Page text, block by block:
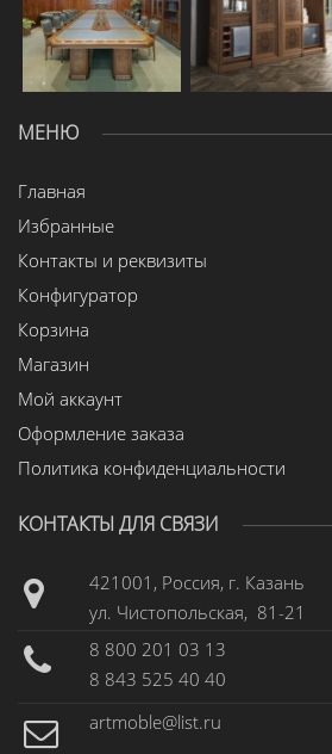
МЕНЮ
Главная
Избранные
Контакты и реквизиты
Конфигуратор
Корзина
Магазин
Мой аккаунт
Оформление заказа
Политика конфиденциальности
КОНТАКТЫ ДЛЯ СВЯЗИ
421001, Россия, г. Казань
ул. Чистопольская, 81-21
8 800 201 03 13
8 843 525 40 40
artmoble@list.ru